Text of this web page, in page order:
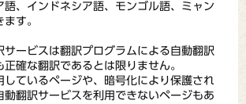
語、インドネシア語、モンゴル語、ミャン
す。
サービスは翻訳プログラムによる自動翻訳
確な翻訳であるとは限りません。
しているページや、暗号化により保護され
動翻訳サービスを利用できないページもあ